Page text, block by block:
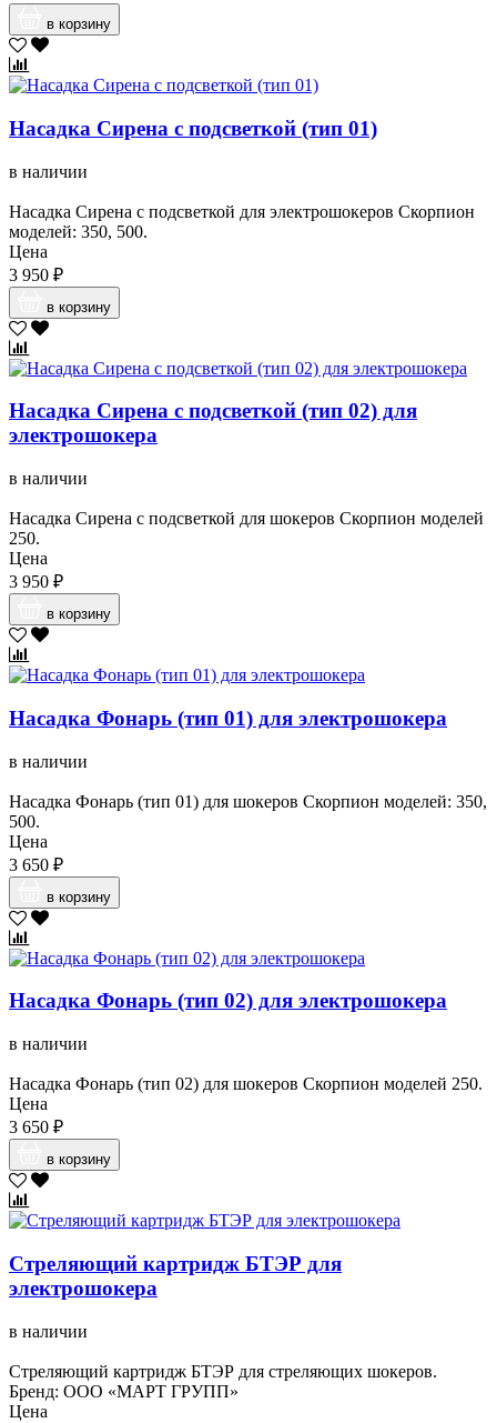
в корзину
Насадка Сирена с подсветкой (тип 01)
в наличии
Насадка Сирена с подсветкой для электрошокеров Скорпион
моделей: 350, 500.
Цена
3 950 ₽
в корзину
Насадка Сирена с подсветкой (тип 02) для
электрошокера
в наличии
Насадка Сирена с подсветкой для шокеров Скорпион моделей
250.
Цена
3 950 ₽
в корзину
Насадка Фонарь (тип 01) для электрошокера
в наличии
Насадка Фонарь (тип 01) для шокеров Скорпион моделей: 350,
500.
Цена
3 650 ₽
в корзину
Насадка Фонарь (тип 02) для электрошокера
в наличии
Насадка Фонарь (тип 02) для шокеров Скорпион моделей 250.
Цена
3 650 ₽
в корзину
Стреляющий картридж БТЭР для
электрошокера
в наличии
Стреляющий картридж БТЭР для стреляющих шокеров.
Бренд: ООО «МАРТ ГРУПП»
Цена